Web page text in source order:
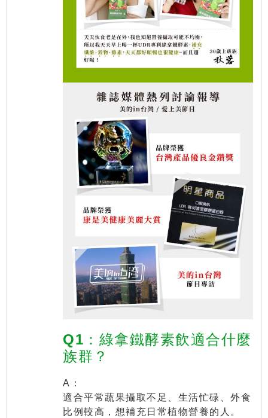
Q1：綠拿鐵酵素飲適合什麼
族群？
A：
適合平常蔬果攝取不足、生活忙碌、外食
比例較高，想補充日常植物營養的人。